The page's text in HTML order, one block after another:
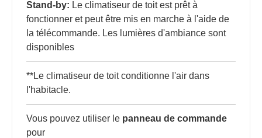
Stand-by: Le climatiseur de toit est prêt à
fonctionner et peut être mis en marche à l'aide de
la télécommande. Les lumières d'ambiance sont
disponibles
**Le climatiseur de toit conditionne l'air dans
l'habitacle.
Vous pouvez utiliser le panneau de commande
pour